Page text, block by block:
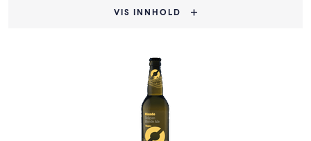
VIS INNHOLD